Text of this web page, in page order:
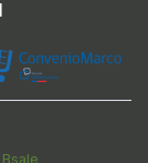
Bsale